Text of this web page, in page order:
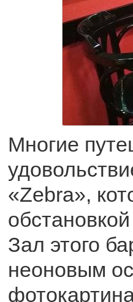
Многие
«Zebra»,
Зал этого
неоновым